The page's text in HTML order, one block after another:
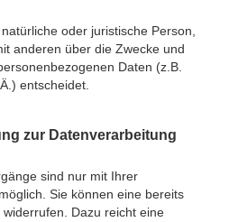
oder juristische Person,
anderen über die Zwecke und
Daten (z.B.
entscheidet.
zur Datenverarbeitung
sind nur mit Ihrer
Sie können eine bereits
Dazu reicht eine